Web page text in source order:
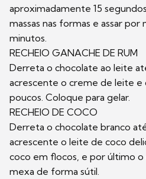
aproximadamente 15
massas nas formas e assar por
minutos.
RECHEIO GANACHE DE RUM
Derreta o chocolate ao leite
acrescente o creme de leite e
poucos. Coloque para gelar.
RECHEIO DE COCO
Derreta o chocolate branco
acrescente o leite de coco
coco em flocos, e por último o
mexa de forma sútil.